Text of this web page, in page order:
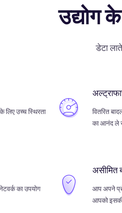
उद्योग
डेटा
उच्च स्थिरता
वितरित
का आनंद ले
का उपयोग
असीमित
आप अपने
आपको